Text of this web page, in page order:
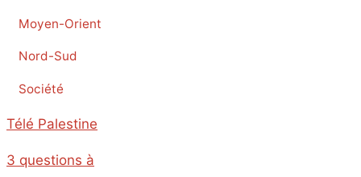
Moyen-Orient
Nord-Sud
Société
Télé Palestine
3 questions à